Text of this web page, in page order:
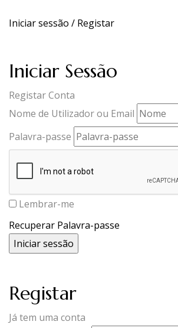
Iniciar sessão / Registar
Iniciar Sessão
Registar Conta
Nome de Utilizador ou Email
Palavra-passe
Lembrar-me
Recuperar Palavra-passe
Registar
Já tem uma conta